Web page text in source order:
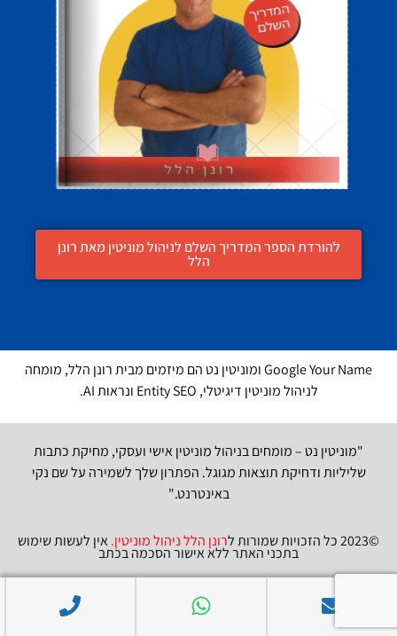
להורדת הספר המדריך השלם לניהול מוניטין מאת רונן
הלל
Google Your Name ומוניטין נט הם מיזמים מבית רונן הלל, מומחה
לניהול מוניטין דיגיטלי, Entity SEO ונראות AI.
"מוניטין נט – מומחים בניהול מוניטין אישי ועסקי, מחיקת כתבות
שליליות ודחיקת תוצאות מגוגל. הפתרון שלך לשמירה על שם נקי
באינטרנט."
©2023 כל הזכויות שמורות ל רונן הלל ניהול מוניטין. אין לעשות שימוש
בתכני האתר ללא אישור הסכמה בכתב